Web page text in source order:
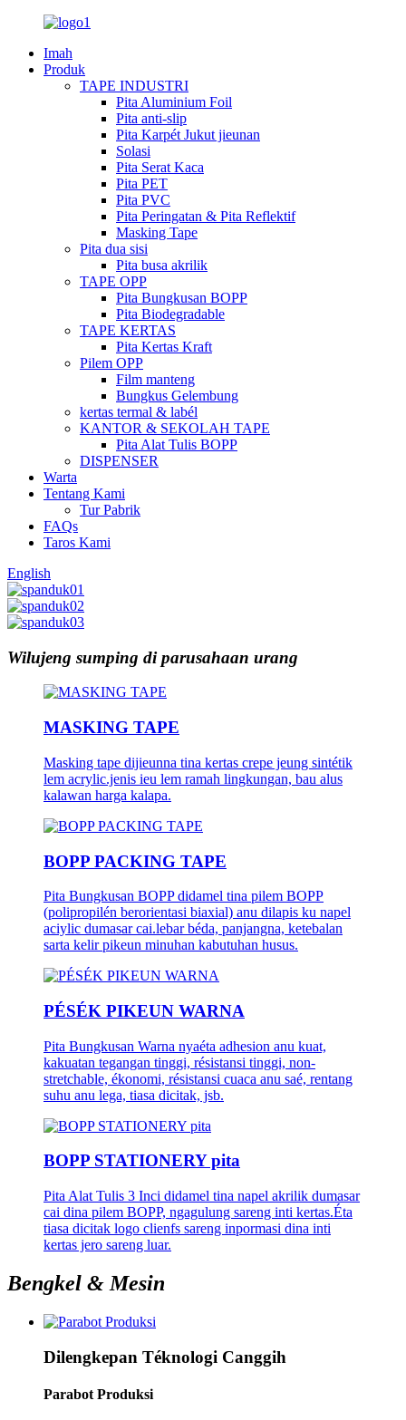
Imah
Produk
TAPE INDUSTRI
Pita Aluminium Foil
Pita anti-slip
Pita Karpét Jukut jieunan
Solasi
Pita Serat Kaca
Pita PET
Pita PVC
Pita Peringatan & Pita Reflektif
Masking Tape
Pita dua sisi
Pita busa akrilik
TAPE OPP
Pita Bungkusan BOPP
Pita Biodegradable
TAPE KERTAS
Pita Kertas Kraft
Pilem OPP
Film manteng
Bungkus Gelembung
kertas termal & labél
KANTOR & SEKOLAH TAPE
Pita Alat Tulis BOPP
DISPENSER
Warta
Tentang Kami
Tur Pabrik
FAQs
Taros Kami
English
Wilujeng sumping di parusahaan urang
MASKING TAPE
Masking tape dijieunna tina kertas crepe jeung sintétik
lem acrylic.jenis ieu lem ramah lingkungan, bau alus
kalawan harga kalapa.
BOPP PACKING TAPE
Pita Bungkusan BOPP didamel tina pilem BOPP
(polipropilén berorientasi biaxial) anu dilapis ku napel
aciylic dumasar cai.lebar béda, panjangna, ketebalan
sarta kelir pikeun minuhan kabutuhan husus.
PÉSÉK PIKEUN WARNA
Pita Bungkusan Warna nyaéta adhesion anu kuat,
kakuatan tegangan tinggi, résistansi tinggi, non-
stretchable, ékonomi, résistansi cuaca anu saé, rentang
suhu anu lega, tiasa dicitak, jsb.
BOPP STATIONERY pita
Pita Alat Tulis 3 Inci didamel tina napel akrilik dumasar
cai dina pilem BOPP, ngagulung sareng inti kertas.Éta
tiasa dicitak logo clienfs sareng inpormasi dina inti
kertas jero sareng luar.
Bengkel & Mesin
Dilengkepan Téknologi Canggih
Parabot Produksi